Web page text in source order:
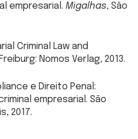
empresarial. Migalhas, São
Criminal Law and
Nomos Verlag, 2013.
e Direito Penal:
empresarial. São
2017.